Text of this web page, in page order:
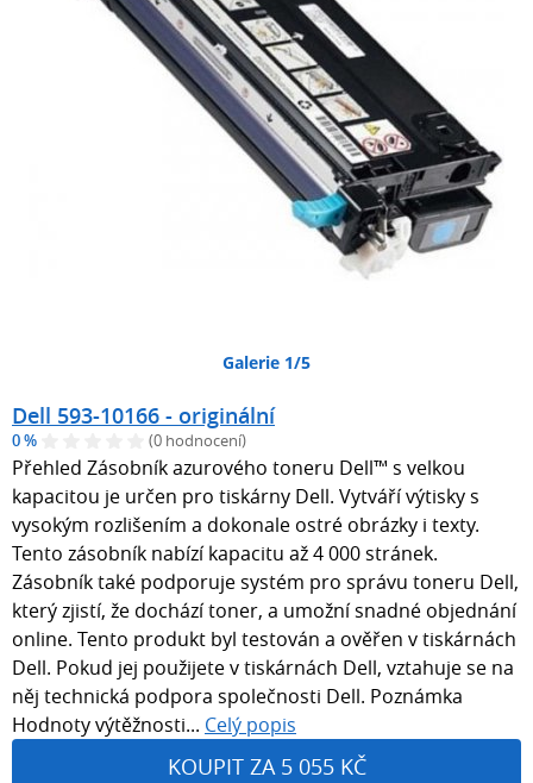
Galerie 1/5
Dell 593-10166 - originální
0 % (0 hodnocení)
Přehled Zásobník azurového toneru Dell™ s velkou
kapacitou je určen pro tiskárny Dell. Vytváří výtisky s
vysokým rozlišením a dokonale ostré obrázky i texty.
Tento zásobník nabízí kapacitu až 4 000 stránek.
Zásobník také podporuje systém pro správu toneru Dell,
který zjistí, že dochází toner, a umožní snadné objednání
online. Tento produkt byl testován a ověřen v tiskárnách
Dell. Pokud jej použijete v tiskárnách Dell, vztahuje se na
něj technická podpora společnosti Dell. Poznámka
Hodnoty výtěžnosti... Celý popis
KOUPIT ZA 5 055 KČ